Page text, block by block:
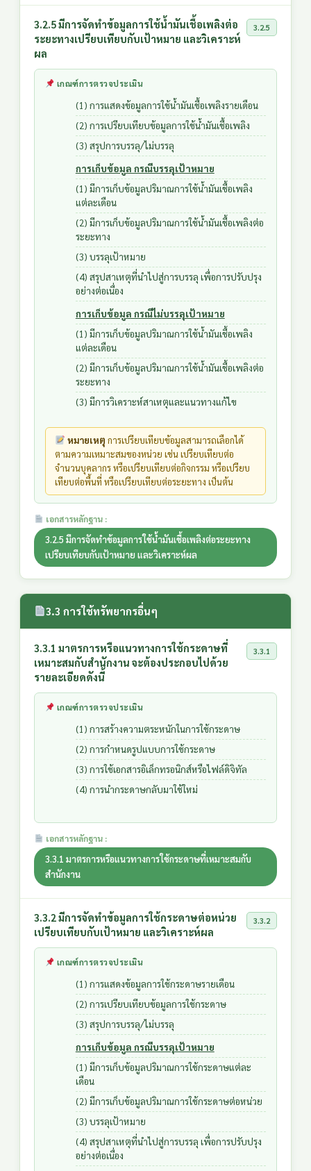
3.2.5 มีการจัดทำข้อมูลการใช้น้ำมันเชื้อเพลิงต่อ
ระยะทางเปรียบเทียบกับเป้าหมาย และวิเคราะห์
ผล
3.2.5
เกณฑ์การตรวจประเมิน
(1) การแสดงข้อมูลการใช้น้ำมันเชื้อเพลิงรายเดือน
(2) การเปรียบเทียบข้อมูลการใช้น้ำมันเชื้อเพลิง
(3) สรุปการบรรลุ/ไม่บรรลุ
การเก็บข้อมูล กรณีบรรลุเป้าหมาย
(1) มีการเก็บข้อมูลปริมาณการใช้น้ำมันเชื้อเพลิง
แต่ละเดือน
(2) มีการเก็บข้อมูลปริมาณการใช้น้ำมันเชื้อเพลิงต่อ
ระยะทาง
(3) บรรลุเป้าหมาย
(4) สรุปสาเหตุที่นำไปสู่การบรรลุ เพื่อการปรับปรุง
อย่างต่อเนื่อง
การเก็บข้อมูล กรณีไม่บรรลุเป้าหมาย
(1) มีการเก็บข้อมูลปริมาณการใช้น้ำมันเชื้อเพลิง
แต่ละเดือน
(2) มีการเก็บข้อมูลปริมาณการใช้น้ำมันเชื้อเพลิงต่อ
ระยะทาง
(3) มีการวิเคราะห์สาเหตุและแนวทางแก้ไข
หมายเหตุ การเปรียบเทียบข้อมูลสามารถเลือกได้
ตามความเหมาะสมของหน่วย เช่น เปรียบเทียบต่อ
จำนวนบุคลากร หรือเปรียบเทียบต่อกิจกรรม หรือเปรียบ
เทียบต่อพื้นที่ หรือเปรียบเทียบต่อระยะทาง เป็นต้น
เอกสารหลักฐาน :
3.2.5 มีการจัดทำข้อมูลการใช้น้ำมันเชื้อเพลิงต่อระยะทาง
เปรียบเทียบกับเป้าหมาย และวิเคราะห์ผล
3.3 การใช้ทรัพยากรอื่นๆ
3.3.1 มาตรการหรือแนวทางการใช้กระดาษที่
เหมาะสมกับสำนักงาน จะต้องประกอบไปด้วย
รายละเอียดดังนี้
3.3.1
เกณฑ์การตรวจประเมิน
(1) การสร้างความตระหนักในการใช้กระดาษ
(2) การกำหนดรูปแบบการใช้กระดาษ
(3) การใช้เอกสารอิเล็กทรอนิกส์หรือไฟล์ดิจิทัล
(4) การนำกระดาษกลับมาใช้ใหม่
เอกสารหลักฐาน :
3.3.1 มาตรการหรือแนวทางการใช้กระดาษที่เหมาะสมกับ
สำนักงาน
3.3.2 มีการจัดทำข้อมูลการใช้กระดาษต่อหน่วย
เปรียบเทียบกับเป้าหมาย และวิเคราะห์ผล
3.3.2
เกณฑ์การตรวจประเมิน
(1) การแสดงข้อมูลการใช้กระดาษรายเดือน
(2) การเปรียบเทียบข้อมูลการใช้กระดาษ
(3) สรุปการบรรลุ/ไม่บรรลุ
การเก็บข้อมูล กรณีบรรลุเป้าหมาย
(1) มีการเก็บข้อมูลปริมาณการใช้กระดาษแต่ละ
เดือน
(2) มีการเก็บข้อมูลปริมาณการใช้กระดาษต่อหน่วย
(3) บรรลุเป้าหมาย
(4) สรุปสาเหตุที่นำไปสู่การบรรลุ เพื่อการปรับปรุง
อย่างต่อเนื่อง